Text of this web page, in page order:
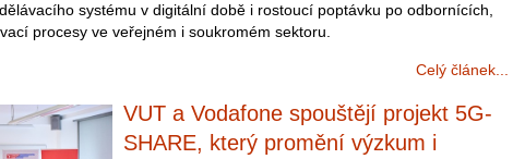
systému v digitální době i rostoucí poptávku po odbornících,
procesy ve veřejném i soukromém sektoru.
Celý článek...
VUT a Vodafone spouštějí projekt 5G-
SHARE, který promění výzkum i